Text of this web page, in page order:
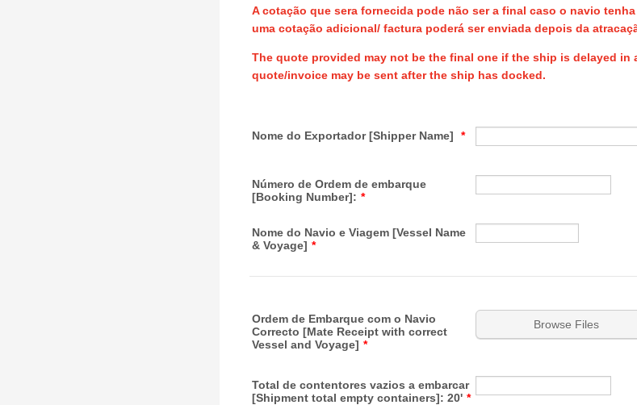
A cotação que sera fornecida pode não ser a final caso o navio
uma cotação adicional/ factura poderá ser enviada depois da
The quote provided may not be the final one if the ship is delayed in
quote/invoice may be sent after the ship has docked.
Nome do Exportador [Shipper Name] *
Número de Ordem de embarque
[Booking Number]: *
Nome do Navio e Viagem [Vessel Name
& Voyage] *
Ordem de Embarque com o Navio
Correcto [Mate Receipt with correct
Vessel and Voyage] *
Browse Files
Total de contentores vazios a embarcar
[Shipment total empty containers]: 20' *